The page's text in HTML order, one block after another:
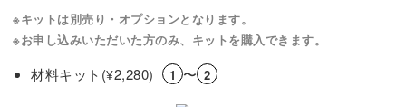
この講座をきっかけに、樹脂粘土作りの楽しさを発見して
いただけたら嬉しいです！
みなさまのご参加をお待ちしています。
※キットは別売り・オプションとなります。
※お申し込みいただいた方のみ、キットを購入できます。
材料キット(¥2,280) 1 〜 2